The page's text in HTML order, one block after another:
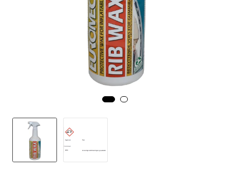
Fritid/Sikkerhet
Båtpleie/Opplag
Nyheter